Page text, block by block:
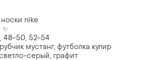
nike
48-50, 52-54
мустанг, футболка кулир
серый, графит